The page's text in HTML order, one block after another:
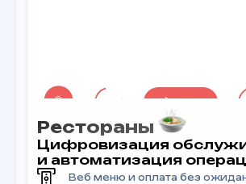
Рестораны
Цифровизация
и автоматизация
Веб меню и оплата без